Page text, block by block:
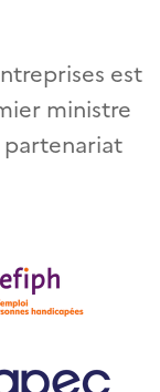
est
ministre
partenariat